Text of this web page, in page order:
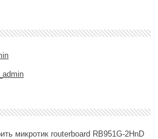
микротик routerboard RB951G-2HnD